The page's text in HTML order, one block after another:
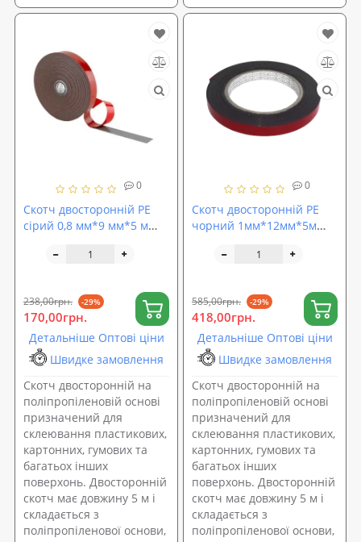
0
Скотч двосторонній PE
сірий 0,8 мм*9 мм*5 м
(50029B)
238,00грн. -29%
170,00грн.
Детальніше Оптові ціни
Швидке замовлення
Скотч двосторонній на
поліпропіленовій основі
призначений для
склеювання пластикових,
картонних, гумових та
багатьох інших
поверхонь. Двосторонній
скотч має довжину 5 м і
складається з
поліпропіленової основи,
0
Скотч двосторонній PE
чорний 1мм*12мм*5м
PROFIX (54112B)
585,00грн. -29%
418,00грн.
Детальніше Оптові ціни
Швидке замовлення
Скотч двосторонній на
поліпропіленовій основі
призначений для
склеювання пластикових,
картонних, гумових та
багатьох інших
поверхонь. Двосторонній
скотч має довжину 5 м і
складається з
поліпропіленової основи,